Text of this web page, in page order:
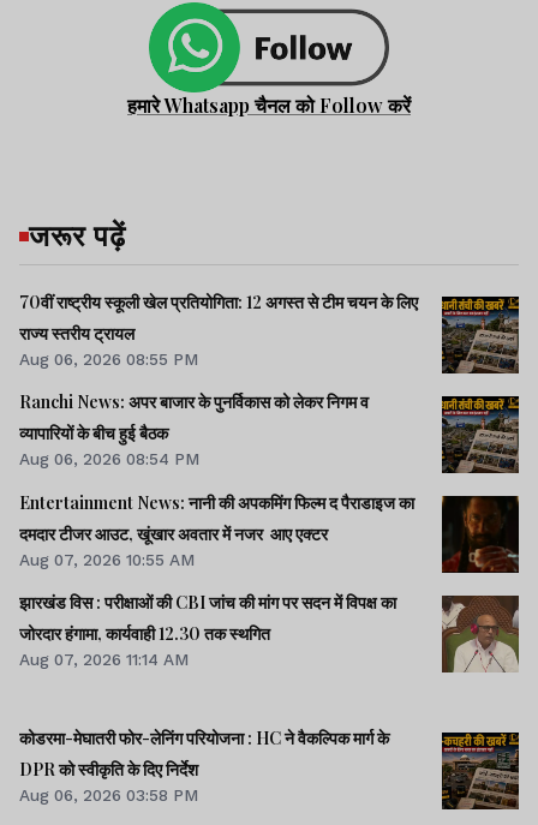
हमारे Whatsapp चैनल को Follow करें
जरूर पढ़ें
70वीं राष्ट्रीय स्कूली खेल प्रतियोगिता: 12 अगस्त से टीम चयन के लिए
राज्य स्तरीय ट्रायल
Aug 06, 2026 08:55 PM
Ranchi News: अपर बाजार के पुनर्विकास को लेकर निगम व
व्यापारियों के बीच हुई बैठक
Aug 06, 2026 08:54 PM
Entertainment News: नानी की अपकमिंग फिल्म द पैराडाइज का
दमदार टीजर आउट, खूंखार अवतार में नजर आए एक्टर
Aug 07, 2026 10:55 AM
झारखंड विस : परीक्षाओं की CBI जांच की मांग पर सदन में विपक्ष का
जोरदार हंगामा, कार्यवाही 12.30 तक स्थगित
Aug 07, 2026 11:14 AM
कोडरमा-मेघातरी फोर-लेनिंग परियोजना : HC ने वैकल्पिक मार्ग के
DPR को स्वीकृति के दिए निर्देश
Aug 06, 2026 03:58 PM